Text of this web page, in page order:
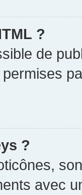
?
de
?
avec